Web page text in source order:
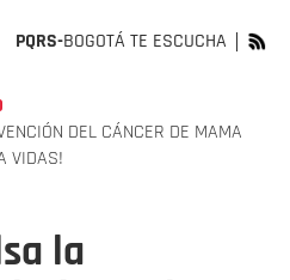
PQRS-BOGOTÁ TE ESCUCHA
DEL CÁNCER DE MAMA
VIDAS!
la